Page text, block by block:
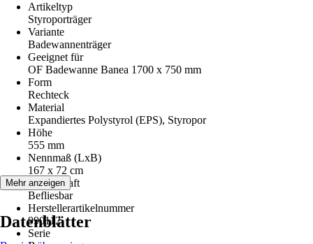
Artikeltyp
Styroporträger
Variante
Badewannenträger
Geeignet für
OF Badewanne Banea 1700 x 750 mm
Form
Rechteck
Material
Expandiertes Polystyrol (EPS), Styropor
Höhe
555 mm
Nennmaß (LxB)
167 x 72 cm
Eigenschaft
Befliesbar
Herstellerartikelnummer
990112
Serie
Mehr anzeigen
Datenblätter